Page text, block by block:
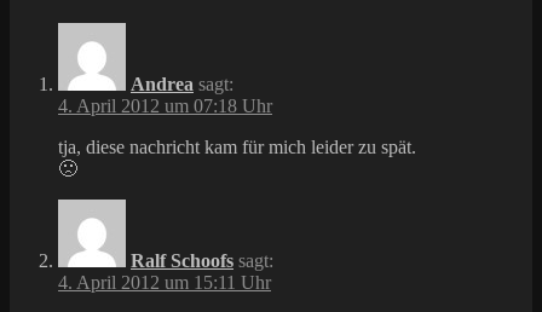
Andrea sagt:
4. April 2012 um 07:18 Uhr
tja, diese nachricht kam für mich leider zu spät.
🙁
Ralf Schoofs sagt:
4. April 2012 um 15:11 Uhr